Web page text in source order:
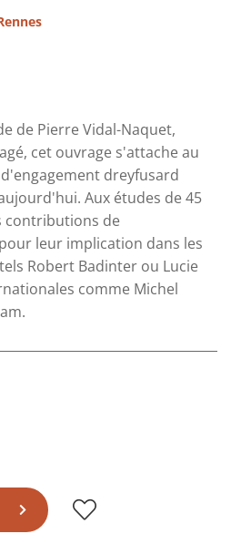
de Pierre Vidal-Naquet,
cet ouvrage s'attache au
dreyfusard
Aux études de 45
contributions de
leur implication dans les
Robert Badinter ou Lucie
comme Michel